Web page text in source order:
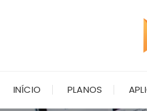
INÍCIO PLANOS